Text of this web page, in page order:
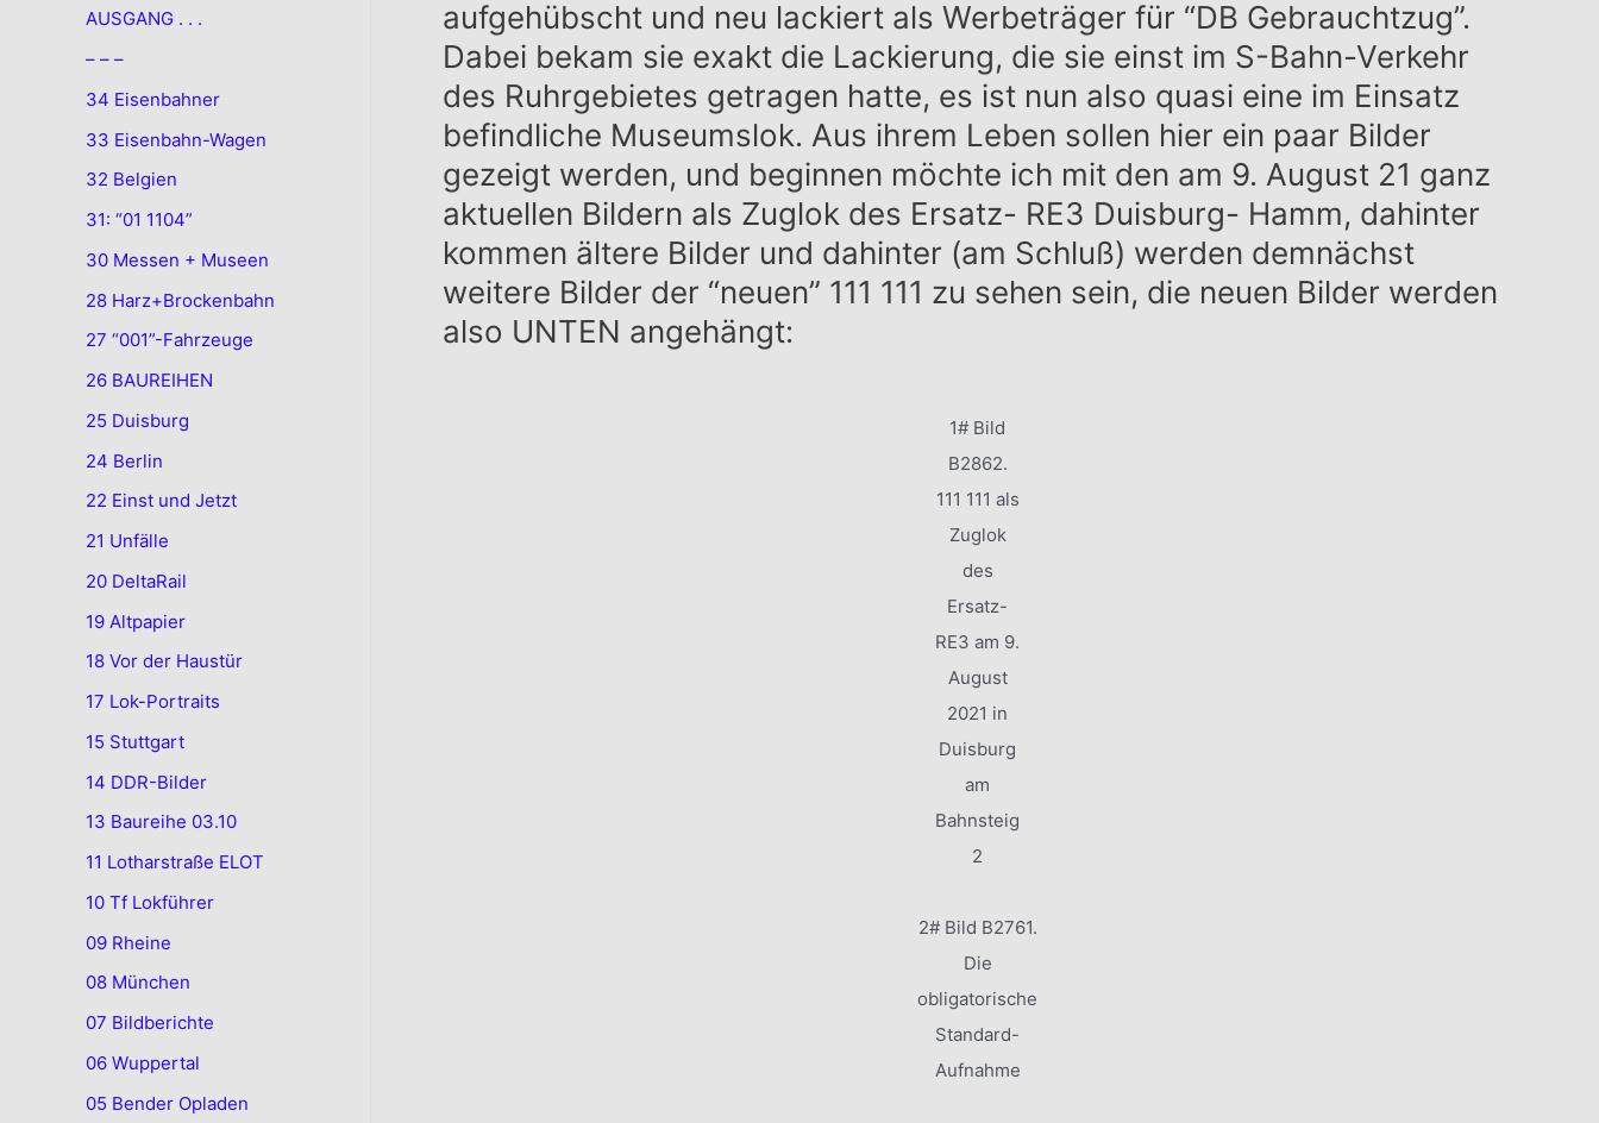
AUSGANG . . .
– – –
34 Eisenbahner
33 Eisenbahn-Wagen
32 Belgien
31: “01 1104”
30 Messen + Museen
28 Harz+Brockenbahn
27 “001”-Fahrzeuge
26 BAUREIHEN
25 Duisburg
24 Berlin
22 Einst und Jetzt
21 Unfälle
20 DeltaRail
19 Altpapier
18 Vor der Haustür
17 Lok-Portraits
15 Stuttgart
14 DDR-Bilder
13 Baureihe 03.10
11 Lotharstraße ELOT
10 Tf Lokführer
09 Rheine
08 München
07 Bildberichte
06 Wuppertal
05 Bender Opladen
aufgehübscht und neu lackiert als Werbeträger für “DB Gebrauchtzug”.
Dabei bekam sie exakt die Lackierung, die sie einst im S-Bahn-Verkehr
des Ruhrgebietes getragen hatte, es ist nun also quasi eine im Einsatz
befindliche Museumslok. Aus ihrem Leben sollen hier ein paar Bilder
gezeigt werden, und beginnen möchte ich mit den am 9. August 21 ganz
aktuellen Bildern als Zuglok des Ersatz- RE3 Duisburg- Hamm, dahinter
kommen ältere Bilder und dahinter (am Schluß) werden demnächst
weitere Bilder der “neuen” 111 111 zu sehen sein, die neuen Bilder werden
also UNTEN angehängt:
1# Bild
B2862.
111 111 als
Zuglok
des
Ersatz-
RE3 am 9.
August
2021 in
Duisburg
am
Bahnsteig
2
2# Bild B2761.
Die
obligatorische
Standard-
Aufnahme